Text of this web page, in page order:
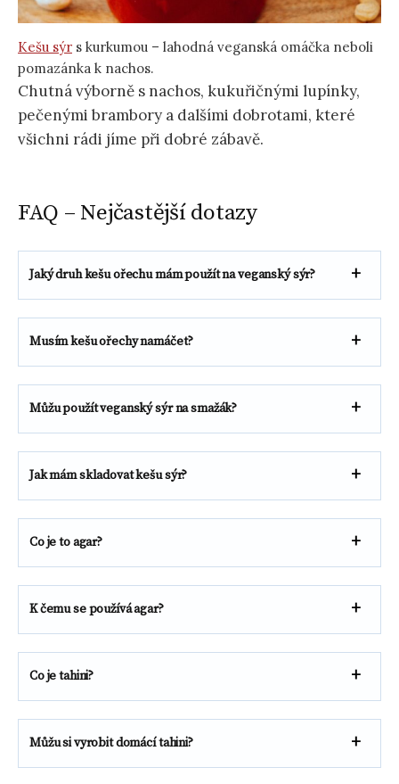
Kešu sýr s kurkumou – lahodná veganská omáčka neboli
pomazánka k nachos.
Chutná výborně s nachos, kukuřičnými lupínky,
pečenými brambory a dalšími dobrotami, které
všichni rádi jíme při dobré zábavě.
FAQ – Nejčastější dotazy
Jaký druh kešu ořechu mám použít na veganský sýr?
Musím kešu ořechy namáčet?
Můžu použít veganský sýr na smažák?
Jak mám skladovat kešu sýr?
Co je to agar?
K čemu se používá agar?
Co je tahini?
Můžu si vyrobit domácí tahini?